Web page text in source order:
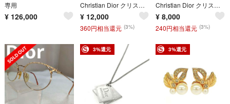
専用
¥ 126,000
Christian Dior クリスチャンディオール ベルト CDロゴ/ラインストーン/ヌバックレザー ヴィンテージ ブラック レディース / 240001210165
¥ 12,000
360円相当還元 (3%)
Christian Dior クリスチャンディオール メガネフレーム プラスチック/ CDロゴ/クロコ型押し ブラック×ゴールドカラー レディース / 240001184505
¥ 8,000
240円相当還元 (3%)
3%還元 3%還元